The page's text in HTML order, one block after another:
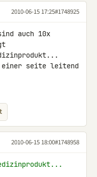
2010-06-15 17:25#1748925
auch 10x
einer seite leitend
2010-06-15 18:00#1748958